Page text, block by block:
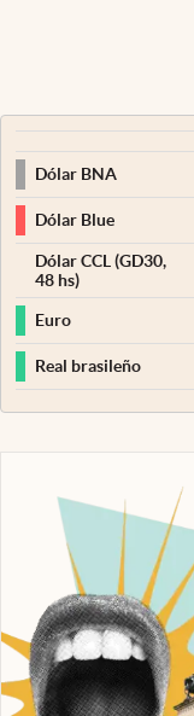
Dólar BNA
Dólar Blue
Dólar CCL (GD30,
48 hs)
Euro
Real brasileño